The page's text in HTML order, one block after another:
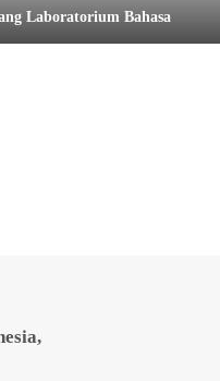
Laboratorium Bahasa